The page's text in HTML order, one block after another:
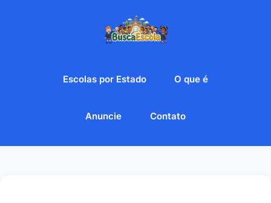
Escolas por Estado O que é
Anuncie Contato